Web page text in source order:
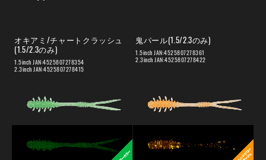
オキアミ/チャートクラッシュ
(1.5/2.3のみ)
1.5inch JAN:4525807278354
2.3inch JAN:4525807278415
鬼パール(1.5/2.3のみ)
1.5inch JAN:4525807278361
2.3inch JAN:4525807278422